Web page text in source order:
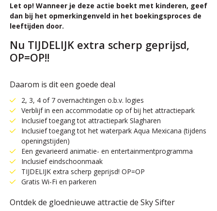
Let op! Wanneer je deze actie boekt met kinderen, geef
dan bij het opmerkingenveld in het boekingsproces de
leeftijden door.
Nu TIJDELIJK extra scherp geprijsd,
OP=OP!!
Daarom is dit een goede deal
2, 3, 4 of 7 overnachtingen o.b.v. logies
Verblijf in een accommodatie op of bij het attractiepark
Inclusief toegang tot attractiepark Slagharen
Inclusief toegang tot het waterpark Aqua Mexicana (tijdens
openingstijden)
Een gevarieerd animatie- en entertainmentprogramma
Inclusief eindschoonmaak
TIJDELIJK extra scherp geprijsd! OP=OP
Gratis Wi-Fi en parkeren
Ontdek de gloednieuwe attractie de Sky Sifter